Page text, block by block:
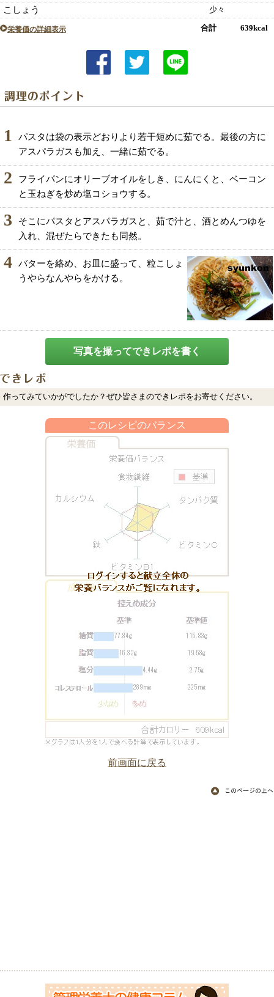
こしょう 少々
栄養価の詳細表示 合計 639kcal
1
パスタは袋の表示どおりより若干短めに茹でる。最後の方に
アスパラガスも加え、一緒に茹でる。
2
フライパンにオリーブオイルをしき、にんにくと、ベーコン
と玉ねぎを炒め塩コショウする。
3
そこにパスタとアスパラガスと、茹で汁と、酒とめんつゆを
入れ、混ぜたらできたも同然。
4
バターを絡め、お皿に盛って、粒こしょ
うやらなんやらをかける。
写真を撮ってできレポを書く
作ってみていかがでしたか？ぜひ皆さまのできレポをお寄せください。
このレシピのバランス
前画面に戻る